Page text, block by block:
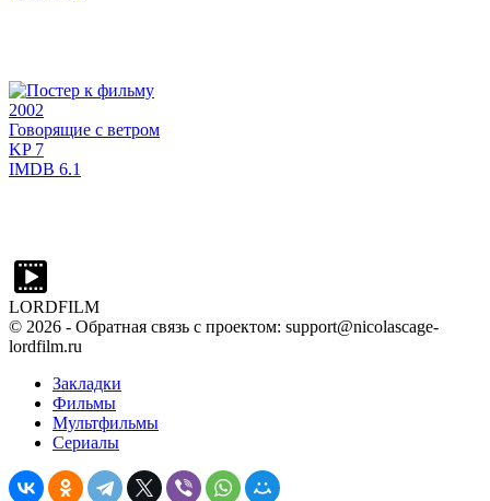
2002
Говорящие с ветром
KP7
IMDB 6.1
LORDFILM
© 2026 - Обратная связь с проектом: support@nicolascage-
lordfilm.ru
Закладки
Фильмы
Мультфильмы
Сериалы